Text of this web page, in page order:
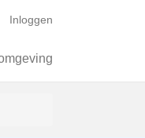
Inloggen